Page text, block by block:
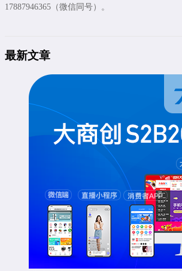
17887946365（微信同号）。
最新文章